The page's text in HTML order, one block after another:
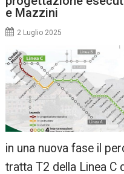
e Mazzini
2 Luglio 2025
in una nuova fase il
tratta T2 della Linea C